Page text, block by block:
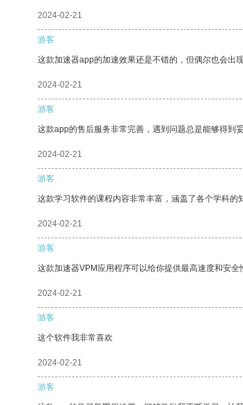
2024-02-21
游客
这款加速器app的加速效果还是不错的，但偶尔也会出
2024-02-21
游客
这款app的售后服务非常完善，遇到问题总是能够得到
2024-02-21
游客
这款学习软件的课程内容非常丰富，涵盖了各个学科的
2024-02-21
游客
这款加速器VPM应用程序可以给你提供最高速度和安全
2024-02-21
游客
这个软件我非常喜欢
2024-02-21
游客